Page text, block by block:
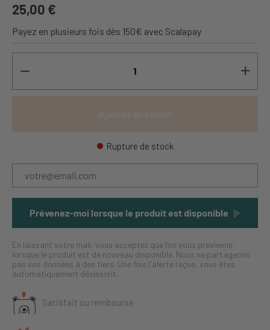
25,00 €
Payez en plusieurs fois dès 150€ avec Scalapay
Rupture de stock
Prévenez-moi lorsque le produit est disponible
En laissant votre mail, vous acceptez que l’on vous prévienne
lorsque le produit est de nouveau disponible. Nous ne partageons
pas vos données à des tiers. Une fois l'alerte reçue, vous êtes
automatiquement désinscrit.
Satisfait ou remboursé